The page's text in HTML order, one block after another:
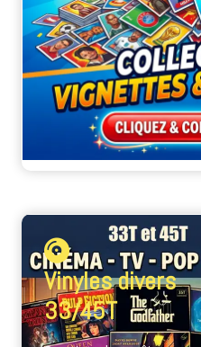
Vinyles divers
33/45T